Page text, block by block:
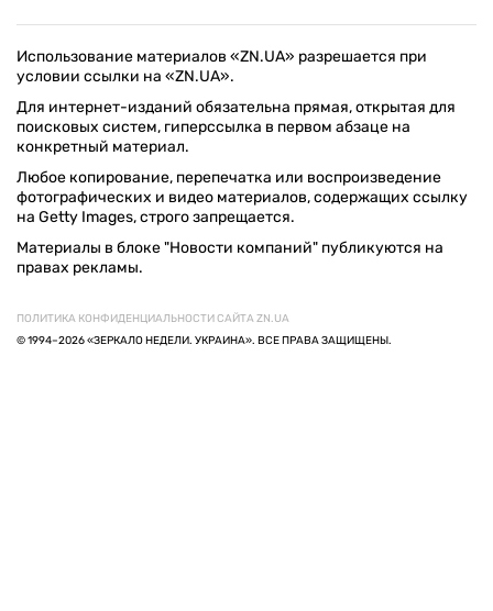
Использование материалов «ZN.UA» разрешается при
условии ссылки на «ZN.UA».
Для интернет-изданий обязательна прямая, открытая для
поисковых систем, гиперссылка в первом абзаце на
конкретный материал.
Любое копирование, перепечатка или воспроизведение
фотографических и видео материалов, содержащих ссылку
на Getty Images, строго запрещается.
Материалы в блоке "Новости компаний" публикуются на
правах рекламы.
ПОЛИТИКА КОНФИДЕНЦИАЛЬНОСТИ САЙТА ZN.UA
© 1994–2026 «ЗЕРКАЛО НЕДЕЛИ. УКРАИНА». ВСЕ ПРАВА ЗАЩИЩЕНЫ.